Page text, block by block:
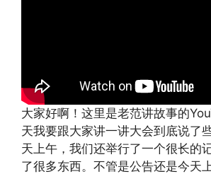
大家好啊！这里是老范讲故事的
天我要跟大家讲一讲大会到底说了
天上午，我们还举行了一个很长的
了很多东西。不管是公告还是今天